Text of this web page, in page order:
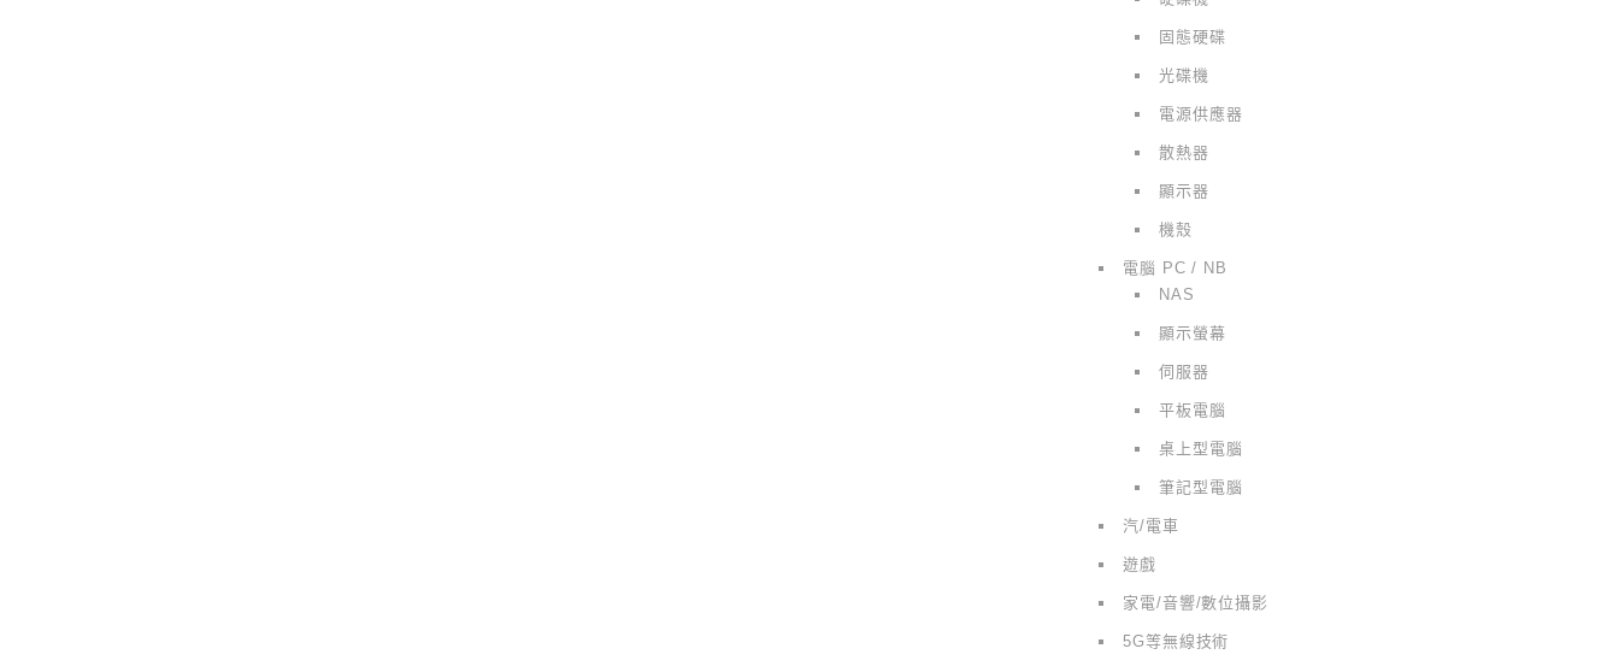
固態硬碟
光碟機
電源供應器
散熱器
顯示器
機殼
電腦 PC / NB
NAS
顯示螢幕
伺服器
平板電腦
桌上型電腦
筆記型電腦
汽/電車
遊戲
家電/音響/數位攝影
5G等無線技術